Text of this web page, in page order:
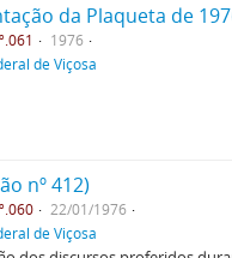
da Plaqueta de
1976
de Viçosa
nº 412)
22/01/1976
de Viçosa